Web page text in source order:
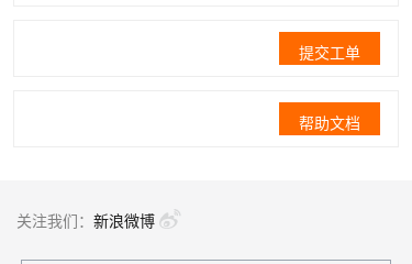
提交工单
帮助文档